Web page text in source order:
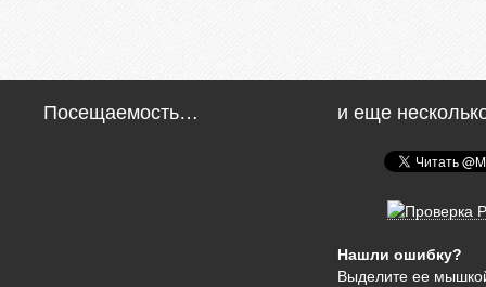
Посещаемость… и еще
Нашли ошибку?
Выделите ее